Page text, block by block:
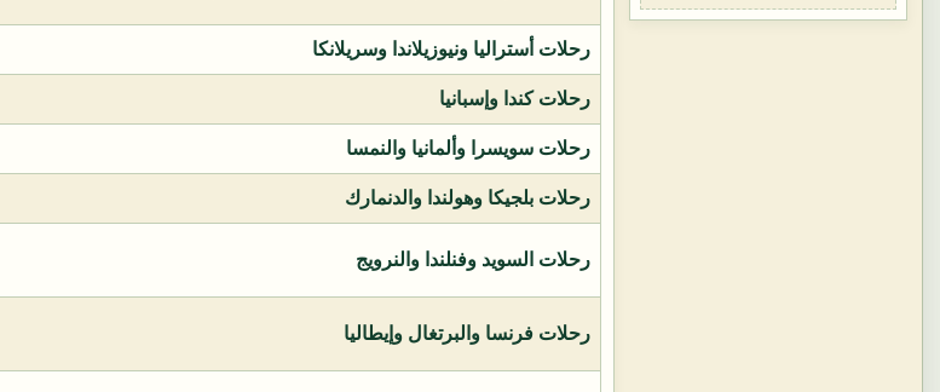
رحلات أستراليا ونيوزيلاندا وسريلانكا
رحلات كندا وإسبانيا
رحلات سويسرا وألمانيا والنمسا
رحلات بلجيكا وهولندا والدنمارك
رحلات السويد وفنلندا والنرويج
رحلات فرنسا والبرتغال وإيطاليا